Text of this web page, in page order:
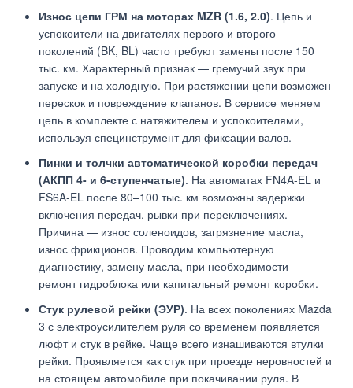
Износ цепи ГРМ на моторах MZR (1.6, 2.0). Цепь и
успокоители на двигателях первого и второго
поколений (BK, BL) часто требуют замены после 150
тыс. км. Характерный признак — гремучий звук при
запуске и на холодную. При растяжении цепи возможен
перескок и повреждение клапанов. В сервисе меняем
цепь в комплекте с натяжителем и успокоителями,
используя специнструмент для фиксации валов.
Пинки и толчки автоматической коробки передач
(АКПП 4- и 6-ступенчатые). На автоматах FN4A-EL и
FS6A-EL после 80–100 тыс. км возможны задержки
включения передач, рывки при переключениях.
Причина — износ соленоидов, загрязнение масла,
износ фрикционов. Проводим компьютерную
диагностику, замену масла, при необходимости —
ремонт гидроблока или капитальный ремонт коробки.
Стук рулевой рейки (ЭУР). На всех поколениях Mazda
3 с электроусилителем руля со временем появляется
люфт и стук в рейке. Чаще всего изнашиваются втулки
рейки. Проявляется как стук при проезде неровностей и
на стоящем автомобиле при покачивании руля. В